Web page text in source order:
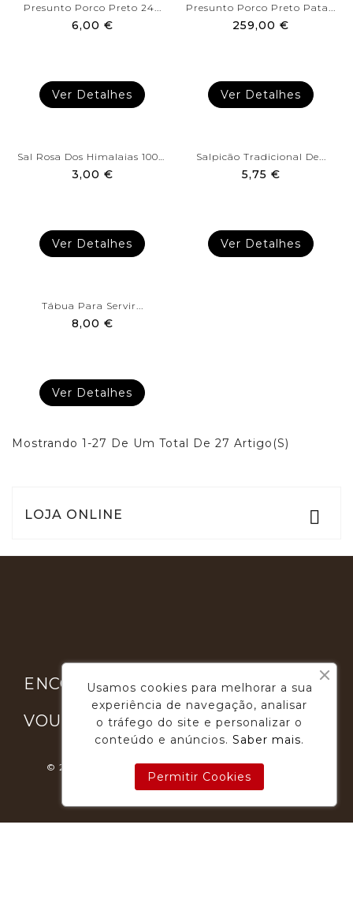
Presunto Porco Preto 24...
6,00 €
Ver Detalhes
Presunto Porco Preto Pata...
259,00 €
Ver Detalhes
3,00 €
Ver Detalhes
Salpicão Tradicional De...
5,75 €
Ver Detalhes
Tábua Para Servir...
8,00 €
Ver Detalhes
Mostrando 1-27 De Um Total De 27 Artigo(s)
LOJA ONLINE 
ENCONTRE-NOS 
VOUGA GOURMET
© 2026 - Desenvolvimento E Suporte: Webfeel.pt
Usamos cookies para melhorar a sua
experiência de navegação, analisar
o tráfego do site e personalizar o
conteúdo e anúncios. Saber mais.
Permitir Cookies